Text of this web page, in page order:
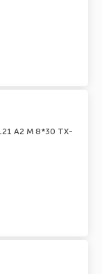
А2 M 8*30 TX-